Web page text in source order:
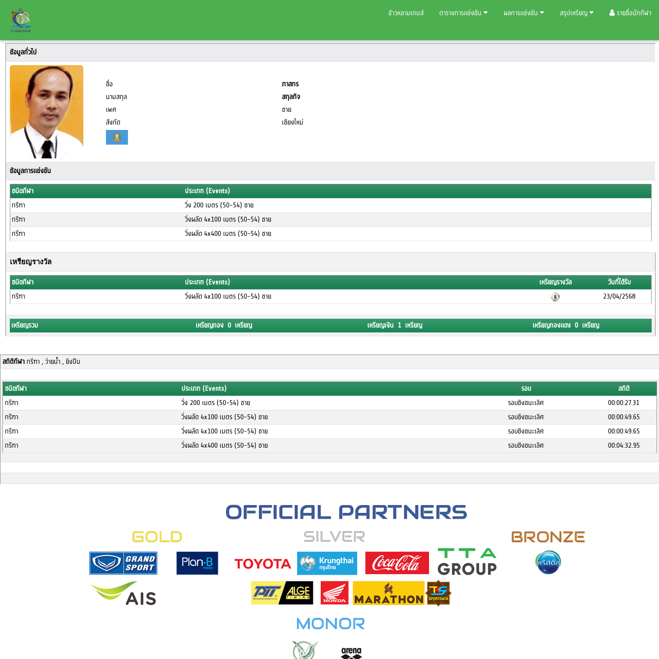
ข้าวหลามเกมส์ ตารางการแข่งขัน ผลการแข่งขัน สรุปเหรียญ รายชื่อนักกีฬา
ข้อมูลทั่วไป
ชื่อ
ภาสกร
นามสกุล
สกุลกิจ
เพศ
ชาย
สังกัด
เชียงใหม่
ข้อมูลการแข่งขัน
ชนิดกีฬา
ประเภท (Events)
กรีฑา
วิ่ง 200 เมตร (50-54) ชาย
กรีฑา
วิ่งผลัด 4x100 เมตร (50-54) ชาย
กรีฑา
วิ่งผลัด 4x400 เมตร (50-54) ชาย
เหรียญรางวัล
ชนิดกีฬา ประเภท (Events) เหรียญรางวัล
วันที่ได้รับ
กรีฑา
วิ่งผลัด 4x100 เมตร (50-54) ชาย 23/04/2568
เหรียญรวม เหรียญทอง 0 เหรียญ เหรียญเงิน 1 เหรียญ เหรียญทองแดง 0 เหรียญ
สถิติกีฬากรีฑา , ว่ายน้ำ , ยิงปืน
ชนิดกีฬา ประเภท (Events) รอบ
สถิติ
กรีฑา
วิ่ง 200 เมตร (50-54) ชาย รอบชิงชนะเลิศ
00:00:27.31
กรีฑา
วิ่งผลัด 4x100 เมตร (50-54) ชาย รอบชิงชนะเลิศ
00:00:49.65
กรีฑา
วิ่งผลัด 4x100 เมตร (50-54) ชาย รอบชิงชนะเลิศ
00:00:49.65
กรีฑา
วิ่งผลัด 4x400 เมตร (50-54) ชาย รอบชิงชนะเลิศ 00:04:32.95